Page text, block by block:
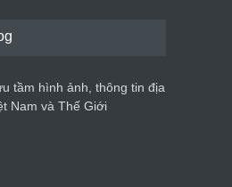
tầm hình ảnh, thông tin địa
Nam và Thế Giới